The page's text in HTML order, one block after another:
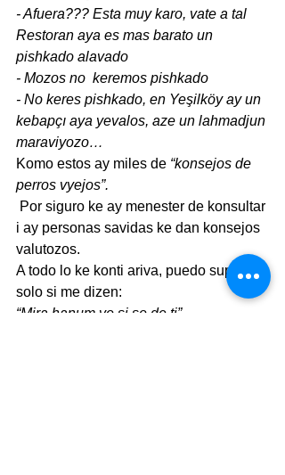
- Afuera??? Esta muy karo, vate a tal
Restoran aya es mas barato un
pishkado alavado
- Mozos no  keremos pishkado
- No keres pishkado, en Yeşilköy ay un
kebapçı aya yevalos, aze un lahmadjun
maraviyozo…
Komo estos ay miles de “konsejos de
perros vyejos”.
Por siguro ke ay menester de konsultar
i ay personas savidas ke dan konsejos
valutozos.
A todo lo ke konti ariva, puedo suportar
solo si me dizen:
“Mira hanum yo si so de ti”…